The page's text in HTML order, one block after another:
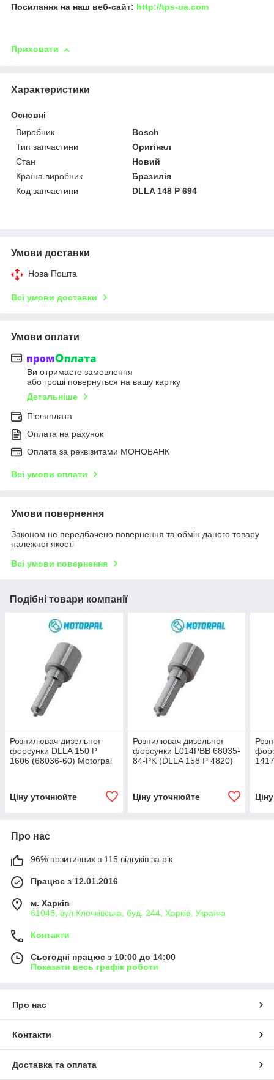
Посилання на наш веб-сайт: http://tps-ua.com
Приховати
Характеристики
Основні
Виробник
Bosch
Тип запчастини
Оригінал
Стан
Новий
Країна виробник
Бразилія
Код запчастини
DLLA 148 P 694
Умови доставки
Нова Пошта
Всі умови доставки
Умови оплати
Ви отримаєте замовлення
або гроші повернуться на вашу картку
Детальніше
Післяплата
Оплата на рахунок
Оплата за реквізитами МОНОБАНК
Всі умови оплати
Умови повернення
Законом не передбачено повернення та обмін даного товару
належної якості
Всі умови повернення
Подібні товари компанії
Розпилювач дизельної
форсунки DLLA 150 P
1606 (68036-60) Motorpal
Ціну уточнюйте
Розпилювач дизельної
форсунки L014PBB 68035-
84-PK (DLLA 158 P 4820)
Ціну уточнюйте
Про нас
96% позитивних з 115 відгуків за рік
Працює з 12.01.2016
м. Харків
61045, вул.Клочківська, буд. 244, Харків, Україна
Контакти
Сьогодні працює з 10:00 до 14:00
Показати весь графік роботи
Про нас
Контакти
Доставка та оплата